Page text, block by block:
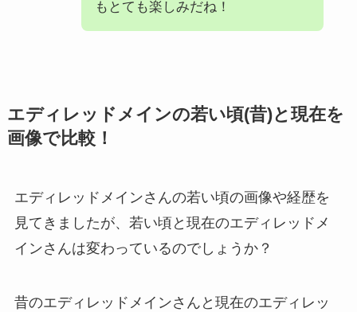
もとても楽しみだね！
エディレッドメインの若い頃(昔)と現在を
画像で比較！
エディレッドメインさんの若い頃の画像や経歴を
見てきましたが、若い頃と現在のエディレッドメ
インさんは変わっているのでしょうか？
昔のエディレッドメインさんと現在のエディレッ